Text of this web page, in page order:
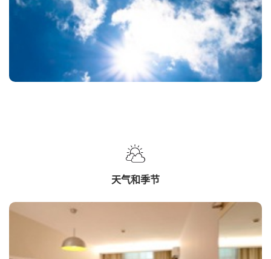
天气和季节